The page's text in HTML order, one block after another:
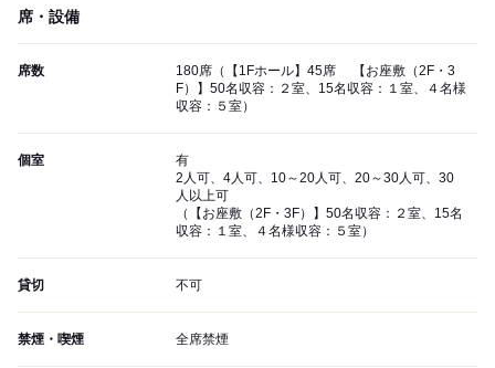
席・設備
席数
180席（【1Fホール】45席 【お座敷（2F・3
F）】50名収容：２室、15名収容：１室、４名様
収容：５室）
個室
有
2人可、4人可、10～20人可、20～30人可、30
人以上可
（【お座敷（2F・3F）】50名収容：２室、15名
収容：１室、４名様収容：５室）
貸切 不可
禁煙・喫煙 全席禁煙